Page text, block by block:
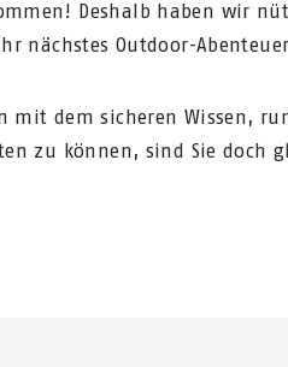
Deshalb haben wir
nächstes Outdoor-
mit dem sicheren Wissen,
zu können, sind Sie doch